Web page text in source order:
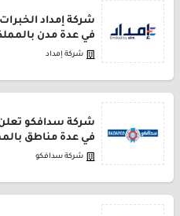
شركة إمداد
في عدة مدن
شركة إمداد
شركة سدافكو تعلن
في عدة مناطق
شركة سدافكو